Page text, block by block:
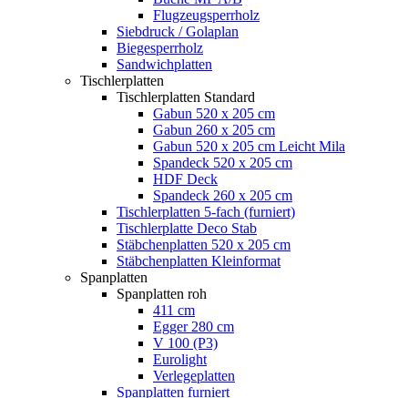
Flugzeugsperrholz
Siebdruck / Golaplan
Biegesperrholz
Sandwichplatten
Tischlerplatten
Tischlerplatten Standard
Gabun 520 x 205 cm
Gabun 260 x 205 cm
Gabun 520 x 205 cm Leicht Mila
Spandeck 520 x 205 cm
HDF Deck
Spandeck 260 x 205 cm
Tischlerplatten 5-fach (furniert)
Tischlerplatte Deco Stab
Stäbchenplatten 520 x 205 cm
Stäbchenplatten Kleinformat
Spanplatten
Spanplatten roh
411 cm
Egger 280 cm
V 100 (P3)
Eurolight
Verlegeplatten
Spanplatten furniert